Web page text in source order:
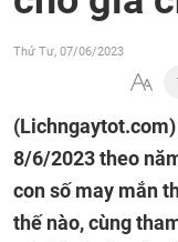
Thứ Tư, 07/06/2023
(Lichngaytot.com)
8/6/2023 theo
con số may mắn
thế nào, cùng